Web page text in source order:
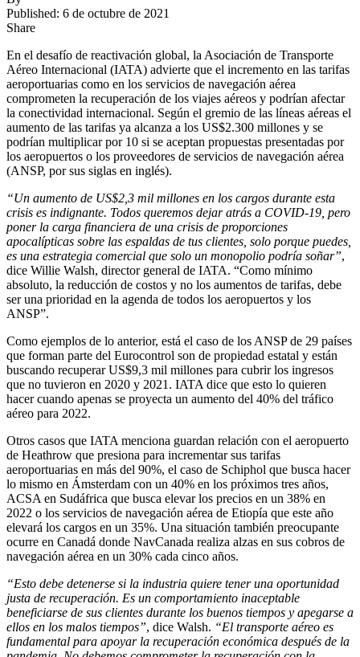
Published: 6 de octubre de 2021
Share
En el desafío de reactivación global, la Asociación de Transporte
Aéreo Internacional (IATA) advierte que el incremento en las tarifas
aeroportuarias como en los servicios de navegación aérea
comprometen la recuperación de los viajes aéreos y podrían afectar
la conectividad internacional. Según el gremio de las líneas aéreas el
aumento de las tarifas ya alcanza a los US$2.300 millones y se
podrían multiplicar por 10 si se aceptan propuestas presentadas por
los aeropuertos o los proveedores de servicios de navegación aérea
(ANSP, por sus siglas en inglés).
“Un aumento de US$2,3 mil millones en los cargos durante esta
crisis es indignante. Todos queremos dejar atrás a COVID-19, pero
poner la carga financiera de una crisis de proporciones
apocalípticas sobre las espaldas de tus clientes, solo porque puedes,
es una estrategia comercial que solo un monopolio podría soñar”,
dice Willie Walsh, director general de IATA. “Como mínimo
absoluto, la reducción de costos y no los aumentos de tarifas, debe
ser una prioridad en la agenda de todos los aeropuertos y los
ANSP”.
Como ejemplos de lo anterior, está el caso de los ANSP de 29 países
que forman parte del Eurocontrol son de propiedad estatal y están
buscando recuperar US$9,3 mil millones para cubrir los ingresos
que no tuvieron en 2020 y 2021. IATA dice que esto lo quieren
hacer cuando apenas se proyecta un aumento del 40% del tráfico
aéreo para 2022.
Otros casos que IATA menciona guardan relación con el aeropuerto
de Heathrow que presiona para incrementar sus tarifas
aeroportuarias en más del 90%, el caso de Schiphol que busca hacer
lo mismo en Ámsterdam con un 40% en los próximos tres años,
ACSA en Sudáfrica que busca elevar los precios en un 38% en
2022 o los servicios de navegación aérea de Etiopía que este año
elevará los cargos en un 35%. Una situación también preocupante
ocurre en Canadá donde NavCanada realiza alzas en sus cobros de
navegación aérea en un 30% cada cinco años.
“Esto debe detenerse si la industria quiere tener una oportunidad
justa de recuperación. Es un comportamiento inaceptable
beneficiarse de sus clientes durante los buenos tiempos y apegarse a
ellos en los malos tiempos”, dice Walsh. “El transporte aéreo es
fundamental para apoyar la recuperación económica después de la